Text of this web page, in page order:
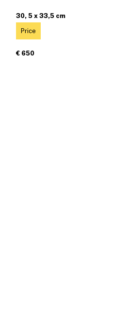
30, 5 x 33,5 cm
Price
€ 650